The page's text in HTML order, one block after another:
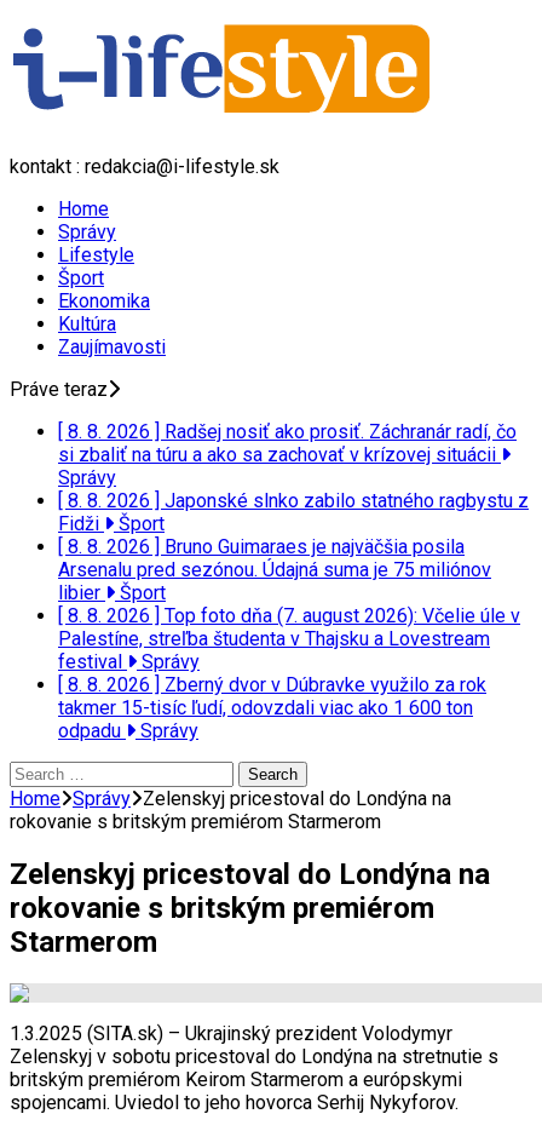
kontakt : redakcia@i-lifestyle.sk
Home
Správy
Lifestyle
Šport
Ekonomika
Kultúra
Zaujímavosti
Práve teraz
[ 8. 8. 2026 ] Radšej nosiť ako prosiť. Záchranár radí, čo
si zbaliť na túru a ako sa zachovať v krízovej situácii
Správy
[ 8. 8. 2026 ] Japonské slnko zabilo statného ragbystu z
Fidži
Šport
[ 8. 8. 2026 ] Bruno Guimaraes je najväčšia posila
Arsenalu pred sezónou. Údajná suma je 75 miliónov
libier
Šport
[ 8. 8. 2026 ] Top foto dňa (7. august 2026): Včelie úle v
Palestíne, streľba študenta v Thajsku a Lovestream
festival
Správy
[ 8. 8. 2026 ] Zberný dvor v Dúbravke využilo za rok
takmer 15-tisíc ľudí, odovzdali viac ako 1 600 ton
odpadu
Správy
Search
for:
Home Správy Zelenskyj pricestoval do Londýna na
rokovanie s britským premiérom Starmerom
Zelenskyj pricestoval do Londýna na
rokovanie s britským premiérom
Starmerom
1.3.2025 (SITA.sk) – Ukrajinský prezident Volodymyr
Zelenskyj v sobotu pricestoval do Londýna na stretnutie s
britským premiérom Keirom Starmerom a európskymi
spojencami. Uviedol to jeho hovorca Serhij Nykyforov.